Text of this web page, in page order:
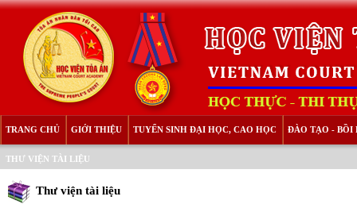
TRANG CHỦ GIỚI THIỆU TUYỂN SINH ĐẠI HỌC, CAO HỌC ĐÀO TẠO - BỒI
THƯ VIỆN TÀI LIỆU
Thư viện tài liệu